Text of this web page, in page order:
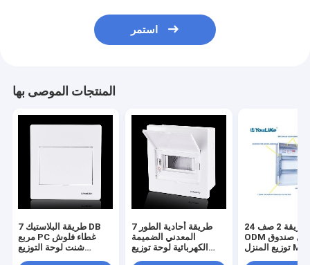
استمر
المنتجات الموصى بها
7 طريقة البلاستيك DB
مربع PC غطاء فلوش
شنت لوحة التوزيع
7 طريقة أحادية الطور
المعدني الضميمة
الكهربائية لوحة توزيع
24 طريقة 2 صف PVC
ODM فلوش جبل صندوق
توزيع المنزل MCB Box